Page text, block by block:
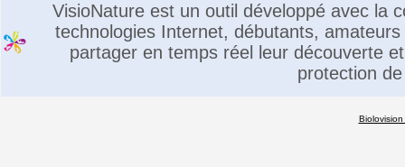
VisioNature est un outil développé avec la
technologies Internet, débutants,
partager en temps réel leur découverte
protection
Biolovision